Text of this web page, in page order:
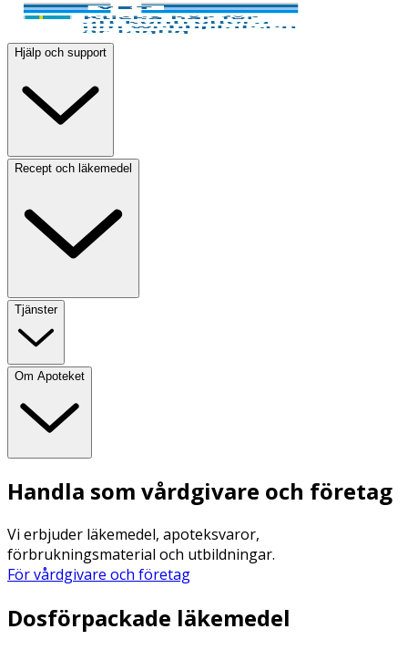
Hjälp och support
Recept och läkemedel
Tjänster
Om Apoteket
Handla som vårdgivare och företag
Vi erbjuder läkemedel, apoteksvaror,
förbrukningsmaterial och utbildningar.
För vårdgivare och företag
Dosförpackade läkemedel